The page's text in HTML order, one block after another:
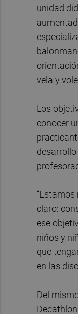
unidad
vela y
Los
conocer
claro:
ese
niños y
que
en las
Del